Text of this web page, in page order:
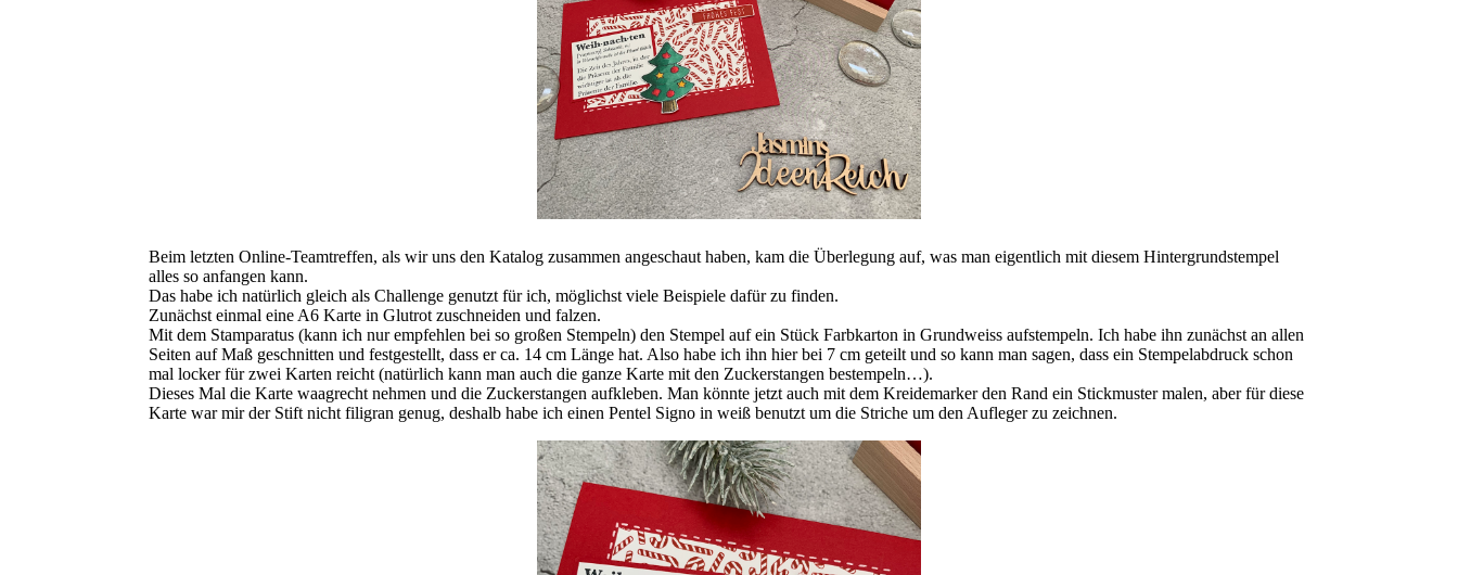
Beim letzten Online-Teamtreffen, als wir uns den Katalog zusammen angeschaut haben, kam die Überlegung auf, was man eigentlich mit diesem Hintergrundstempel
alles so anfangen kann.
Das habe ich natürlich gleich als Challenge genutzt für ich, möglichst viele Beispiele dafür zu finden.
Zunächst einmal eine A6 Karte in Glutrot zuschneiden und falzen.
Mit dem Stamparatus (kann ich nur empfehlen bei so großen Stempeln) den Stempel auf ein Stück Farbkarton in Grundweiss aufstempeln. Ich habe ihn zunächst an allen
Seiten auf Maß geschnitten und festgestellt, dass er ca. 14 cm Länge hat. Also habe ich ihn hier bei 7 cm geteilt und so kann man sagen, dass ein Stempelabdruck schon
mal locker für zwei Karten reicht (natürlich kann man auch die ganze Karte mit den Zuckerstangen bestempeln…).
Dieses Mal die Karte waagrecht nehmen und die Zuckerstangen aufkleben. Man könnte jetzt auch mit dem Kreidemarker den Rand ein Stickmuster malen, aber für diese
Karte war mir der Stift nicht filigran genug, deshalb habe ich einen Pentel Signo in weiß benutzt um die Striche um den Aufleger zu zeichnen.